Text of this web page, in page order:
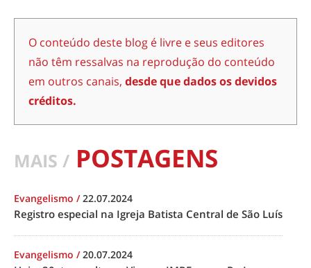
O conteúdo deste blog é livre e seus editores
não têm ressalvas na reprodução do conteúdo
em outros canais, desde que dados os devidos
créditos.
MAIS / POSTAGENS
Evangelismo /22.07.2024
Registro especial na Igreja Batista Central de São Luís
Evangelismo /20.07.2024